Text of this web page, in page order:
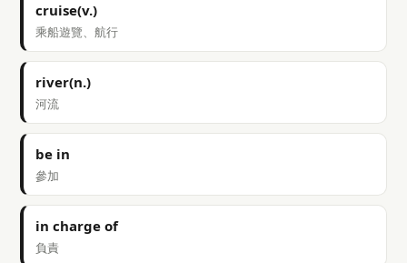
cruise(v.)
乘船遊覽、航行
river(n.)
河流
be in
參加
in charge of
負責